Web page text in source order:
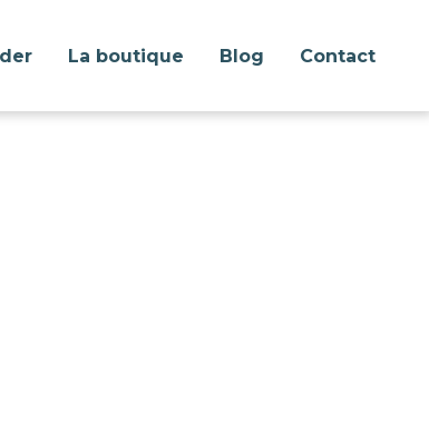
La boutique Blog Contact